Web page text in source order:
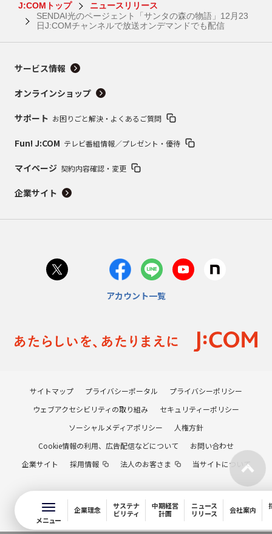
J:COMトップ
ニュースリリース
SENDAI光のページェント「サンタの森の物語」12月23
日J:COMチャンネルで放送オンデマンドでも配信
メニュー
企業理念
サステナ
ビリティ
中期経営
計画
ニュース
リリース
会社案内
サービス情報
オンラインショップ
サポート お困りごと解決・よくあるご質問
Fun! J:COM テレビ番組情報／プレゼント・優待
マイページ 契約内容確認・変更
企業サイト
アカウント一覧
サイトマップ プライバシーポータル
プライバシーポリシー
ウェブアクセシビリティの取り組み
セキュリティーポリシー
ソーシャルメディアポリシー
人権方針
Cookie情報の利用、広告配信などについて
お問い合わせ
企業サイト
採用情報 法人のお客さま 当サイトについて